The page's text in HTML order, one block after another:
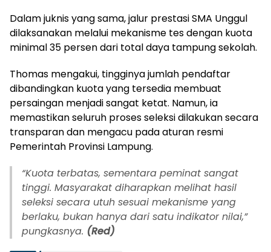
Dalam juknis yang sama, jalur prestasi SMA Unggul
dilaksanakan melalui mekanisme tes dengan kuota
minimal 35 persen dari total daya tampung sekolah.
Thomas mengakui, tingginya jumlah pendaftar
dibandingkan kuota yang tersedia membuat
persaingan menjadi sangat ketat. Namun, ia
memastikan seluruh proses seleksi dilakukan secara
transparan dan mengacu pada aturan resmi
Pemerintah Provinsi Lampung.
“Kuota terbatas, sementara peminat sangat
tinggi. Masyarakat diharapkan melihat hasil
seleksi secara utuh sesuai mekanisme yang
berlaku, bukan hanya dari satu indikator nilai,”
pungkasnya. (Red)